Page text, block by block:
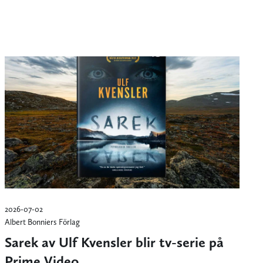
2026-07-02
Albert Bonniers Förlag
Sarek av Ulf Kvensler blir tv-serie på